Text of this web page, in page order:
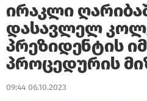
ირაკლი
დასავლელ
პრეზიდენტის
პროცედურის
09:44 06.10.2023